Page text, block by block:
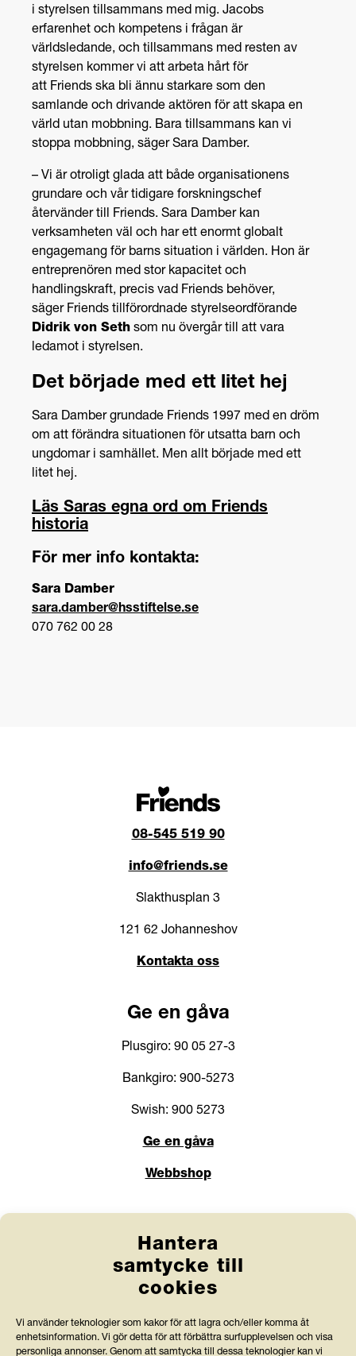
Hantera
samtycke till
cookies
Vi använder teknologier som kakor för att lagra och/eller komma åt
enhetsinformation. Vi gör detta för att förbättra surfupplevelsen och visa
personliga annonser. Genom att samtycka till dessa teknologier kan vi
i styrelsen tillsammans med mig. Jacobs
erfarenhet och kompetens i frågan är
världsledande, och tillsammans med resten av
styrelsen kommer vi att arbeta hårt för
att Friends ska bli ännu starkare som den
samlande och drivande aktören för att skapa en
värld utan mobbning. Bara tillsammans kan vi
stoppa mobbning, säger Sara Damber.
– Vi är otroligt glada att både organisationens
grundare och vår tidigare forskningschef
återvänder till Friends. Sara Damberkan
verksamheten väl och har ett enormt globalt
engagemang för barns situation i världen. Hon är
entreprenören med stor kapacitet och
handlingskraft, precis vad Friends behöver,
säger Friends tillförordnade styrelseordförande
Didrik von Seth som nu övergår till att vara
ledamot i styrelsen.
Det började med ett litet hej
Sara Damber grundade Friends 1997 med en dröm
om att förändra situationen för utsatta barn och
ungdomar i samhället. Men allt började med ett
litet hej.
Läs Saras egna ord om Friends
historia
För mer info kontakta:
Sara Damber
sara.damber@hsstiftelse.se
070 762 00 28
08-545 519 90
info@friends.se
Slakthusplan 3
121 62 Johanneshov
Kontakta oss
Ge en gåva
Plusgiro: 90 05 27-3
Bankgiro: 900-5273
Swish: 900 5273
Ge en gåva
Webbshop
Anlita Friends
Jobba hos oss
Prenumerera på nyhetsbrev